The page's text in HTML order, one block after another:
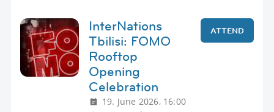
InterNations
Tbilisi: FOMO
Rooftop
Opening
Celebration
19. June 2026, 16:00
ATTEND